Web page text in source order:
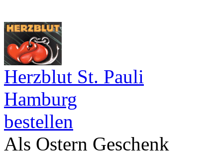
Herzblut St. Pauli
Hamburg
bestellen
Als Ostern Geschenk